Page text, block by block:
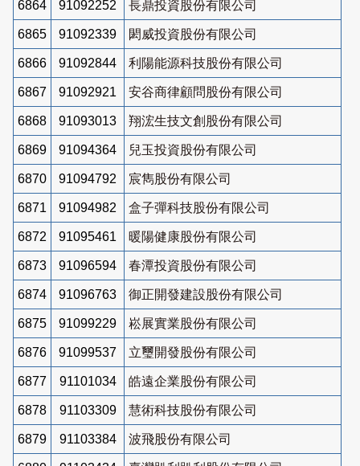
6864 91092252 長鼎投資股份有限公司
6865 91092339 閎威投資股份有限公司
6866 91092844 利陽能源科技股份有限公司
6867 91092921 安谷商律顧問股份有限公司
6868 91093013 翔浤生技文創股份有限公司
6869 91094364 兒玉投資股份有限公司
6870 91094792 宸雋股份有限公司
6871 91094982 盒子彈科技股份有限公司
6872 91095461 暖陽健康股份有限公司
6873 91096594 春潭投資股份有限公司
6874 91096763 御正開發建設股份有限公司
6875 91099229 崧展實業股份有限公司
6876 91099537 立璽開發股份有限公司
6877 91101034 皓遠企業股份有限公司
6878 91103309 慧術科技股份有限公司
6879 91103384 波飛股份有限公司